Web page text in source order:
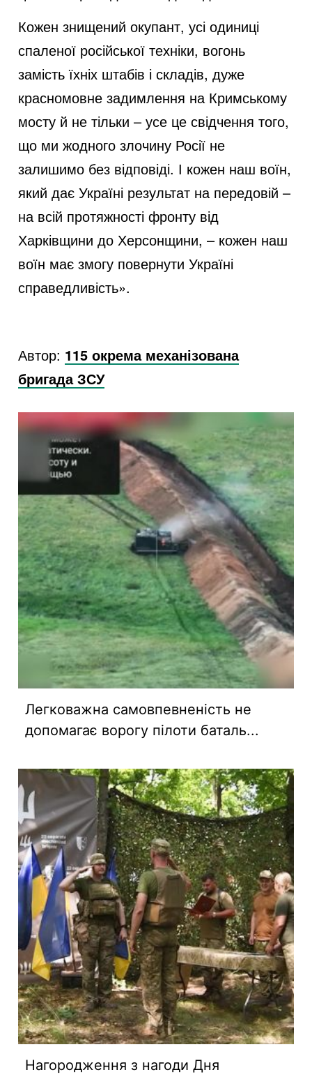
Кожен знищений окупант, усі одиниці
спаленої російської техніки, вогонь
замість їхніх штабів і складів, дуже
красномовне задимлення на Кримському
мосту й не тільки – усе це свідчення того,
що ми жодного злочину Росії не
залишимо без відповіді. І кожен наш воїн,
який дає Україні результат на передовій –
на всій протяжності фронту від
Харківщини до Херсонщини, – кожен наш
воїн має змогу повернути Україні
справедливість».
Автор: 115 окрема механізована
бригада ЗСУ
Легковажна самовпевненість не
допомагає ворогу пілоти баталь...
Нагородження з нагоди Дня